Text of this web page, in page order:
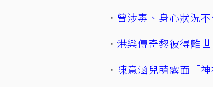
曾涉毒、身心狀況
港樂傳奇黎彼得離
陳意涵兒萌露面「